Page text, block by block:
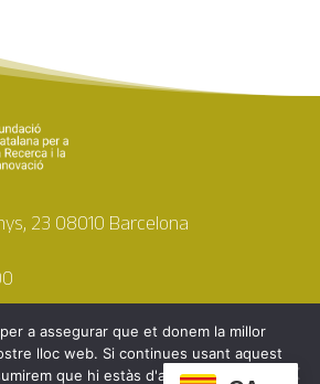
23 08010 Barcelona
a assegurar que et donem la millor
lloc web. Si continues usant aquest
que hi estàs d'acord.